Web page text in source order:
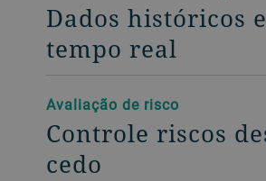
Dados históricos
tempo real
Avaliação de risco
Controle riscos
cedo